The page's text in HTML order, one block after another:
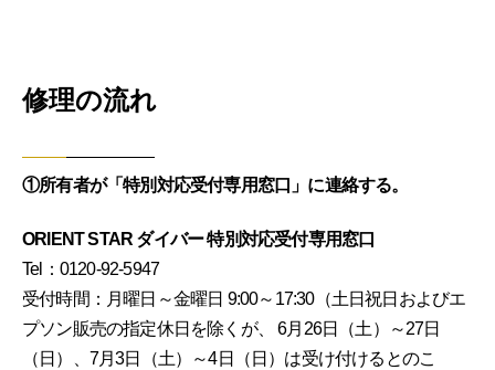
修理の流れ
①所有者が「特別対応受付専用窓口」に連絡する。
ORIENT STAR ダイバー 特別対応受付専用窓口
Tel：0120-92-5947
受付時間：月曜日～金曜日 9:00～17:30（土日祝日およびエ
プソン販売の指定休日を除くが、 6月26日（土）～27日
（日）、7月3日（土）～4日（日）は受け付けるとのこ